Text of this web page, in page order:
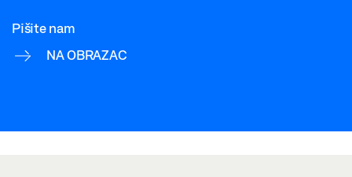
Pišite nam
NA OBRAZAC